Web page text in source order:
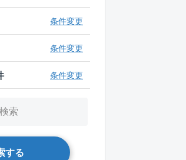
条件変更
条件変更
条件変更
する